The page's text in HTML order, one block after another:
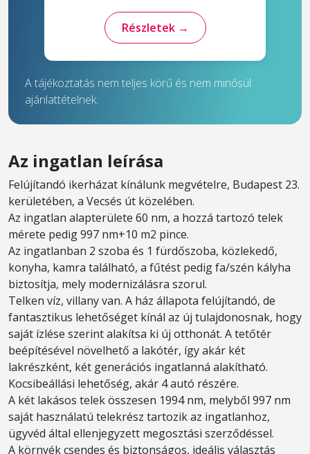
Részletek →
A tájékoztatás nem teljes körű és nem minősül
ajánlattételnek.
Az ingatlan leírása
Felújítandó ikerházat kínálunk megvételre, Budapest 23.
kerületében, a Vecsés út közelében.
Az ingatlan alapterülete 60 nm, a hozzá tartozó telek
mérete pedig 997 nm+10 m2 pince.
Az ingatlanban 2 szoba és 1 fürdőszoba, közlekedő,
konyha, kamra található, a fűtést pedig fa/szén kályha
biztosítja, mely modernizálásra szorul.
Telken víz, villany van. A ház állapota felújítandó, de
fantasztikus lehetőséget kínál az új tulajdonosnak, hogy
saját ízlése szerint alakítsa ki új otthonát. A tetőtér
beépítésével növelhető a lakótér, így akár két
lakrészként, két generációs ingatlanná alakítható.
Kocsibeállási lehetőség, akár 4 autó részére.
A két lakásos telek összesen 1994 nm, melyből 997 nm
saját használatú telekrész tartozik az ingatlanhoz,
ügyvéd által ellenjegyzett megosztási szerződéssel.
A környék csendes és biztonságos, ideális választás